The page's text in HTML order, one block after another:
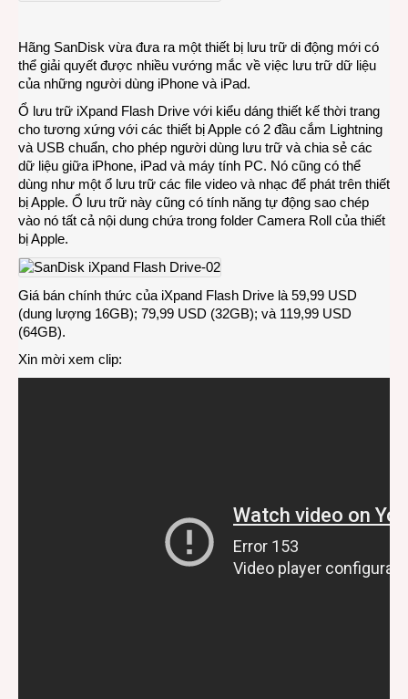
iPad
Hãng SanDisk vừa đưa ra một thiết bị lưu trữ di động mới có
thể giải quyết được nhiều vướng mắc về việc lưu trữ dữ liệu
của những người dùng iPhone và iPad.
Ổ lưu trữ iXpand Flash Drive với kiểu dáng thiết kế thời trang
cho tương xứng với các thiết bị Apple có 2 đầu cắm Lightning
và USB chuẩn, cho phép người dùng lưu trữ và chia sẻ các
dữ liệu giữa iPhone, iPad và máy tính PC. Nó cũng có thể
dùng như một ổ lưu trữ các file video và nhạc để phát trên thiết
bị Apple. Ổ lưu trữ này cũng có tính năng tự động sao chép
vào nó tất cả nội dung chứa trong folder Camera Roll của thiết
bị Apple.
Giá bán chính thức của iXpand Flash Drive là 59,99 USD
(dung lượng 16GB); 79,99 USD (32GB); và 119,99 USD
(64GB).
Xin mời xem clip: